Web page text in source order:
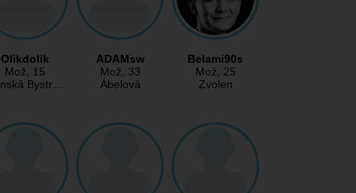
Olikdolik
Mož, 15
Bystr…
ADAMsw
Mož, 33
Ábelová
Belami90s
Mož, 25
Zvolen